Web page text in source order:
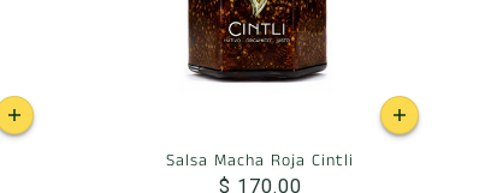
Salsa Macha Roja Cintli
$ 170.00